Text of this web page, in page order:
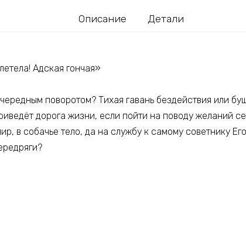
Описание Детали
Адская гончая»
поворотом? Тихая гавань бездействия или
дорога жизни, если пойти на поводу желаний
в собачье тело, да на службу к самому советнику